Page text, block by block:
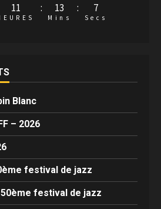
11 : 13
Mins
: 6
Secs
Blanc
– 2026
festival de jazz
festival de jazz